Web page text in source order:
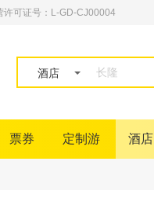
许可证号：L-GD-CJ00004
酒店
票券 定制游 酒店